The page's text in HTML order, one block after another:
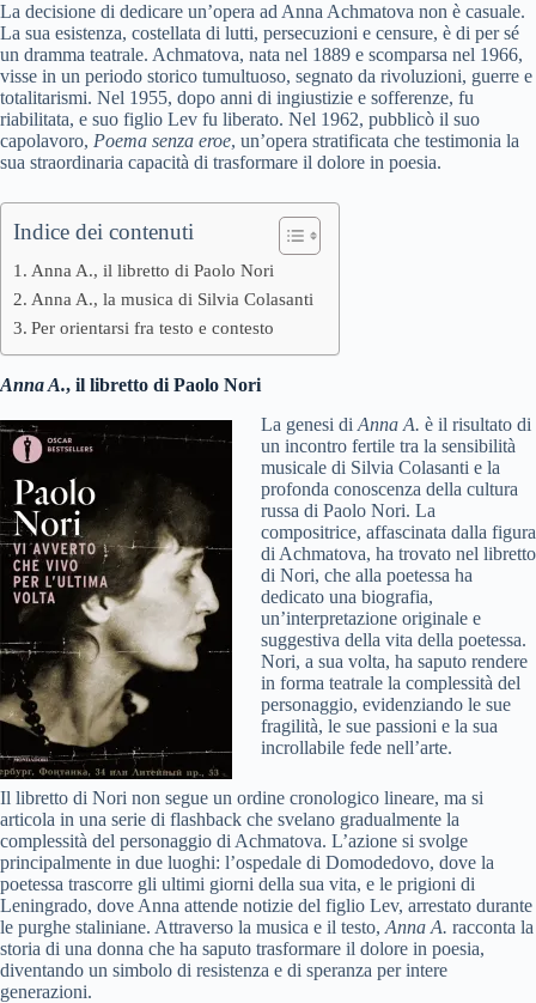
La decisione di dedicare un’opera ad Anna Achmatova non è casuale.
La sua esistenza, costellata di lutti, persecuzioni e censure, è di per sé
un dramma teatrale. Achmatova, nata nel 1889 e scomparsa nel 1966,
visse in un periodo storico tumultuoso, segnato da rivoluzioni, guerre e
totalitarismi. Nel 1955, dopo anni di ingiustizie e sofferenze, fu
riabilitata, e suo figlio Lev fu liberato. Nel 1962, pubblicò il suo
capolavoro, Poema senza eroe, un’opera stratificata che testimonia la
sua straordinaria capacità di trasformare il dolore in poesia.
Indice dei contenuti
Anna A., il libretto di Paolo Nori
Anna A., la musica di Silvia Colasanti
Per orientarsi fra testo e contesto
Anna A., il libretto di Paolo Nori
La genesi di Anna A. è il risultato di
un incontro fertile tra la sensibilità
musicale di Silvia Colasanti e la
profonda conoscenza della cultura
russa di Paolo Nori. La
compositrice, affascinata dalla figura
di Achmatova, ha trovato nel libretto
di Nori, che alla poetessa ha
dedicato una biografia,
un’interpretazione originale e
suggestiva della vita della poetessa.
Nori, a sua volta, ha saputo rendere
in forma teatrale la complessità del
personaggio, evidenziando le sue
fragilità, le sue passioni e la sua
incrollabile fede nell’arte.
Il libretto di Nori non segue un ordine cronologico lineare, ma si
articola in una serie di flashback che svelano gradualmente la
complessità del personaggio di Achmatova. L’azione si svolge
principalmente in due luoghi: l’ospedale di Domodedovo, dove la
poetessa trascorre gli ultimi giorni della sua vita, e le prigioni di
Leningrado, dove Anna attende notizie del figlio Lev, arrestato durante
le purghe staliniane. Attraverso la musica e il testo, Anna A. racconta la
storia di una donna che ha saputo trasformare il dolore in poesia,
diventando un simbolo di resistenza e di speranza per intere
generazioni.